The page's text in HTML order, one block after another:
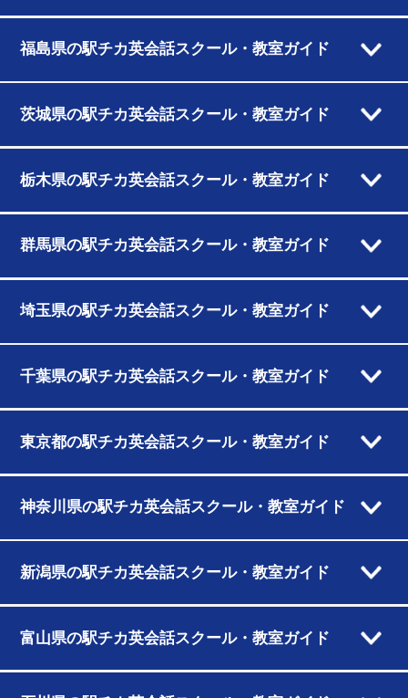
福島県の駅チカ英会話スクール・教室ガイド
茨城県の駅チカ英会話スクール・教室ガイド
栃木県の駅チカ英会話スクール・教室ガイド
群馬県の駅チカ英会話スクール・教室ガイド
埼玉県の駅チカ英会話スクール・教室ガイド
千葉県の駅チカ英会話スクール・教室ガイド
東京都の駅チカ英会話スクール・教室ガイド
神奈川県の駅チカ英会話スクール・教室ガイド
新潟県の駅チカ英会話スクール・教室ガイド
富山県の駅チカ英会話スクール・教室ガイド